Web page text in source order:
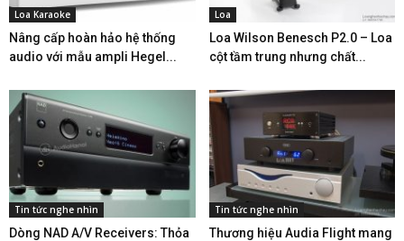
Loa Karaoke
Nâng cấp hoàn hảo hệ thống
audio với mẫu ampli Hegel...
Loa
Loa Wilson Benesch P2.0 – Loa
cột tầm trung nhưng chất...
Tin tức nghe nhìn
Dòng NAD A/V Receivers: Thỏa
Tin tức nghe nhìn
Thương hiệu Audia Flight mang